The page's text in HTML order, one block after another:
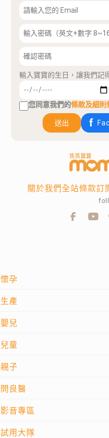
輸入寶寶的生日，讓我們記
您同意我們的條款及細則
送出
懷孕
生產
嬰兒
兒童
親子
問良醫
影音專區
試用大隊
關於我們全站條款訂